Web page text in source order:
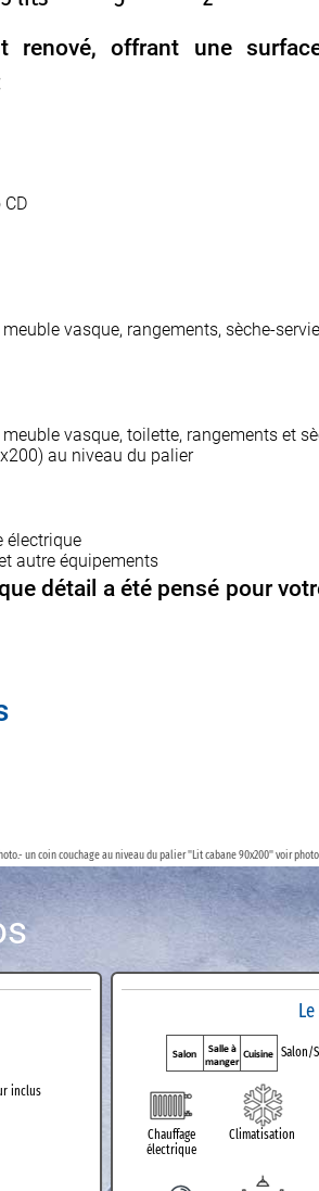
renové, offrant une
vasque, rangements, sèche-
vasque, toilette, rangements et
au niveau du palier
électrique
autre équipements
détail a été pensé pour
un coin couchage au niveau du palier "Lit cabane 90x200" voir
Salon/
Chauffage
électrique
Climatisation
inclus